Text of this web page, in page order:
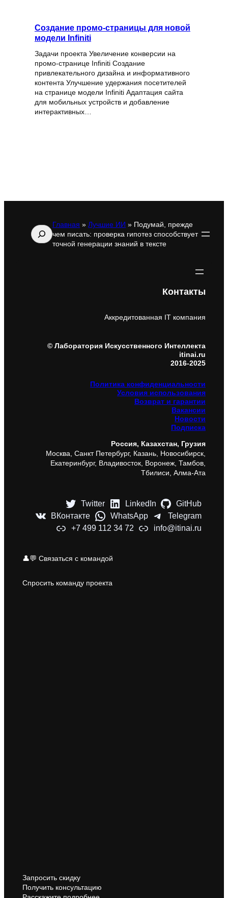
Создание промо-страницы для новой
модели Infiniti
Задачи проекта Увеличение конверсии на
промо-странице Infiniti Создание
привлекательного дизайна и информативного
контента Улучшение удержания посетителей
на странице модели Infiniti Адаптация сайта
для мобильных устройств и добавление
интерактивных…
Поиск
Главная » Лучшие ИИ » Подумай, прежде
чем писать: проверка гипотез способствует
точной генерации знаний в тексте
Контакты
Аккредитованная IT компания
© Лаборатория Искусственного Интеллекта
itinai.ru
2016-2025
Политика конфиденциальности
Условия использования
Возврат и гарантии
Вакансии
Новости
Подписка
Россия, Казахстан, Грузия
Москва, Санкт Петербург, Казань, Новосибирск,
Екатеринбург, Владивосток, Воронеж, Тамбов,
Тбилиси, Алма-Ата
Twitter LinkedIn
GitHub
ВКонтакте
WhatsApp
Telegram
+7 499 112 34 72
info@itinai.ru
👤💬 Связаться с командой
Спросить команду проекта
Запросить скидку
Получить консультацию